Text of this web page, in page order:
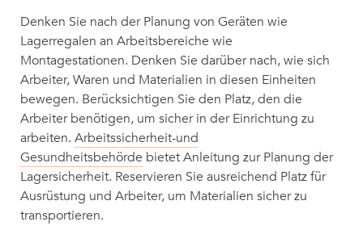
Denken Sie nach der Planung von Geräten wie
Lagerregalen an Arbeitsbereiche wie
Montagestationen. Denken Sie darüber nach, wie sich
Arbeiter, Waren und Materialien in diesen Einheiten
bewegen. Berücksichtigen Sie den Platz, den die
Arbeiter benötigen, um sicher in der Einrichtung zu
arbeiten. Arbeitssicherheit-und
Gesundheitsbehörde bietet Anleitung zur Planung der
Lagersicherheit. Reservieren Sie ausreichend Platz für
Ausrüstung und Arbeiter, um Materialien sicher zu
transportieren.